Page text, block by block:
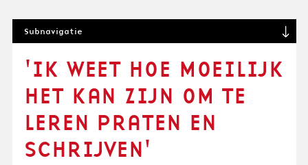
U
Subnavigatie
'IK WEET HOE MOEILIJK
HET KAN ZIJN OM TE
LEREN PRATEN EN
SCHRIJVEN'